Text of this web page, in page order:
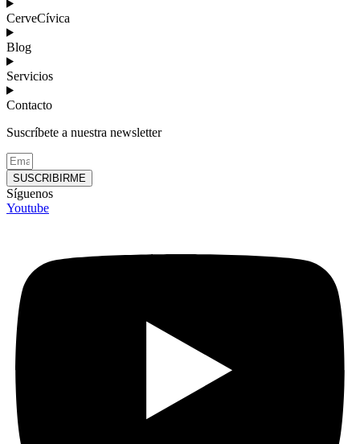
CerveCívica
Blog
Servicios
Contacto
Suscríbete a nuestra newsletter
SUSCRIBIRME
Síguenos
Youtube